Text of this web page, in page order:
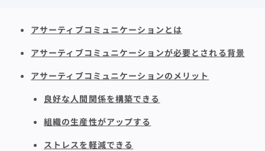
アサーティブコミュニケーションとは
アサーティブコミュニケーションが必要とされる背景
アサーティブコミュニケーションのメリット
良好な人間関係を構築できる
組織の生産性がアップする
ストレスを軽減できる